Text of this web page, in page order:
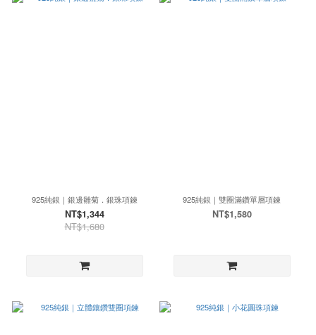
925純銀｜銀邊雛菊．銀珠項鍊
NT$1,344
NT$1,680
925純銀｜雙圈滿鑽單層項鍊
NT$1,580